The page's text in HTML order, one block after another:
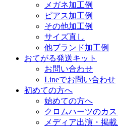
メガネ加工例
ピアス加工例
その他加工例
サイズ直し
他ブランド加工例
おてがる発送キット
お問い合わせ
Lineでお問い合わせ
初めての方へ
始めての方へ
クロムハーツのカ
メディア出演・掲